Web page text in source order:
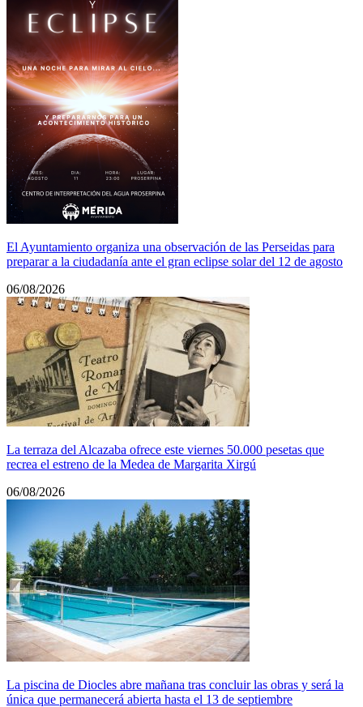
El Ayuntamiento organiza una observación de las Perseidas para
preparar a la ciudadanía ante el gran eclipse solar del 12 de agosto
06/08/2026
La terraza del Alcazaba ofrece este viernes 50.000 pesetas que
recrea el estreno de la Medea de Margarita Xirgú
06/08/2026
La piscina de Diocles abre mañana tras concluir las obras y será la
única que permanecerá abierta hasta el 13 de septiembre